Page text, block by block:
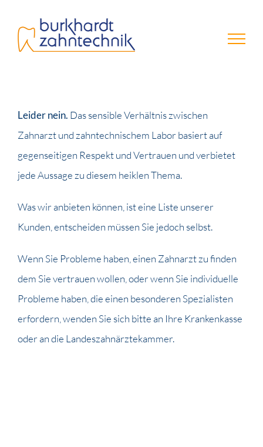
Inhalt
springen
Leider nein. Das sensible Verhältnis zwischen
Zahnarzt und zahntechnischem Labor basiert auf
gegenseitigen Respekt und Vertrauen und verbietet
jede Aussage zu diesem heiklen Thema.
Was wir anbieten können, ist eine Liste unserer
Kunden, entscheiden müssen Sie jedoch selbst.
Wenn Sie Probleme haben, einen Zahnarzt zu finden
dem Sie vertrauen wollen, oder wenn Sie individuelle
Probleme haben, die einen besonderen Spezialisten
erfordern, wenden Sie sich bitte an Ihre Krankenkasse
oder an die Landeszahnärztekammer.